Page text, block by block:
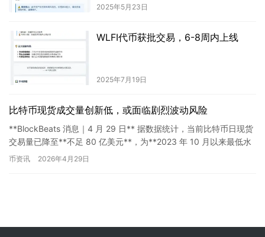
2025年5月23日
WLFI代币获批交易，6-8周内上线
2025年7月19日
比特币现货成交量创新低，或面临剧烈波动风险
**BlockBeats 消息｜4 月 29 日** 据数据统计，当前比特币日现货
交易量已降至**不足 80 亿美元**，为**2023 年 10 月以来最低水
平**；同时也显著低…
币资讯 2026年4月29日